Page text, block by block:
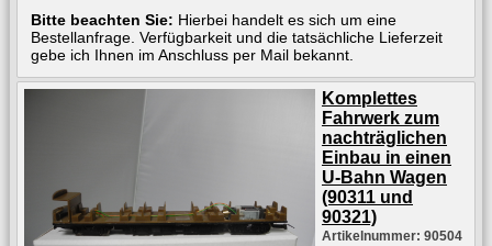
Bitte beachten Sie: Hierbei handelt es sich um eine
Bestellanfrage. Verfügbarkeit und die tatsächliche Lieferzeit
gebe ich Ihnen im Anschluss per Mail bekannt.
Komplettes
Fahrwerk zum
nachträglichen
Einbau in einen
U-Bahn Wagen
(90311 und
90321)
Artikelnummer: 90504